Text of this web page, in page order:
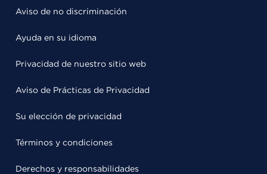
Aviso de no discriminación
Ayuda en su idioma
Privacidad de nuestro sitio web
Aviso de Prácticas de Privacidad
Su elección de privacidad
Términos y condiciones
Derechos y responsabilidades